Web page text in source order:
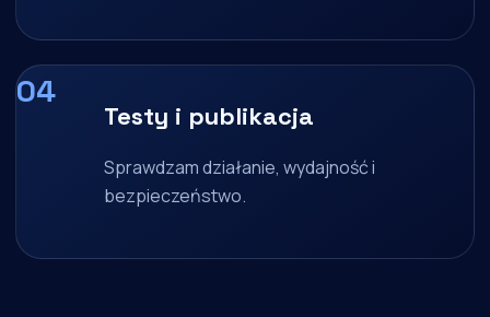
Testy i publikacja
Sprawdzam działanie, wydajność i
bezpieczeństwo.